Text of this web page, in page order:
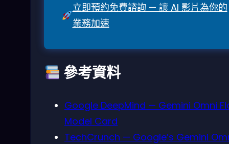
立即預約免費諮詢 — 讓 AI 影片為你的
業務加速
參考資料
Google DeepMind — Gemini Omni
Model Card
TechCrunch — Google’s Gemini